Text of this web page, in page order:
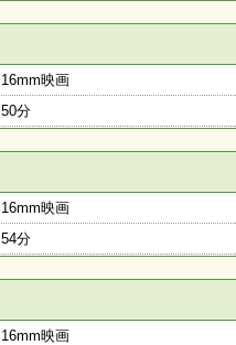
16mm映画
50分
16mm映画
54分
16mm映画